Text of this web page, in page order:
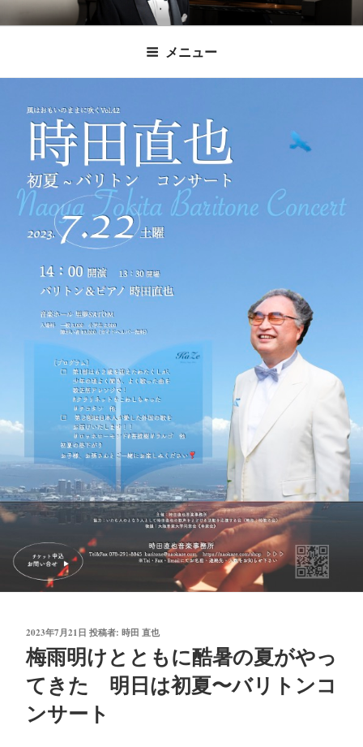
コ
ン
時田直也 声楽
家/BARITONE
歌うことは希望を語ること、生きることは喜
びも悲しみもわかちあうことかけがえのない
あなたに「いのちの歌」をお届けします。
メニュー
投
稿
日:
2023年7月21日 投稿者: 時田 直也
梅雨明けとともに酷暑の夏がやっ
てきた 明日は初夏〜バリトンコ
ンサート